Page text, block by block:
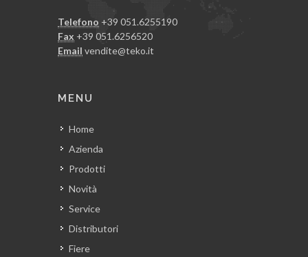
Telefono +39 051.6255190
Fax +39 051.6256520
Email vendite@teko.it
MENU
Home
Azienda
Prodotti
Novità
Service
Distributori
Fiere